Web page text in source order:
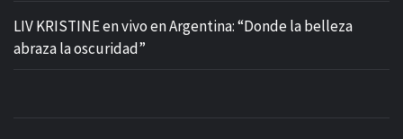
LIV KRISTINE en vivo en Argentina: “Donde la belleza
abraza la oscuridad”